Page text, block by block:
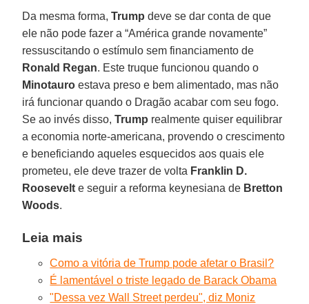
Da mesma forma,Trump deve se dar conta de que
ele não pode fazer a “América grande novamente”
ressuscitando o estímulo sem financiamento de
Ronald Regan. Este truque funcionou quando o
Minotauro estava preso e bem alimentado, mas não
irá funcionar quando o Dragão acabar com seu fogo.
Se ao invés disso,Trump realmente quiser equilibrar
a economia norte-americana, provendo o crescimento
e beneficiando aqueles esquecidos aos quais ele
prometeu, ele deve trazer de volta Franklin D.
Roosevelt e seguir a reforma keynesiana de Bretton
Woods.
Leia mais
Como a vitória de Trump pode afetar o Brasil?
É lamentável o triste legado de Barack Obama
"Dessa vez Wall Street perdeu", diz Moniz